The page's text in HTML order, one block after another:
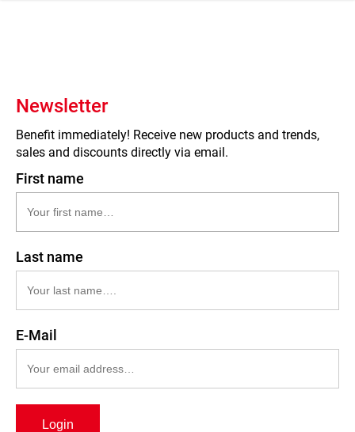
Newsletter
Benefit immediately! Receive new products and trends,
sales and discounts directly via email.
First name
Last name
E-Mail
Login